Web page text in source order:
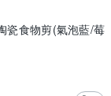
瓷食物剪(氣泡藍/莓